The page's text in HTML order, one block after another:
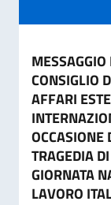
CONSIGLIO
AFFARI
TRAGEDIA
GIORNATA
LAVORO